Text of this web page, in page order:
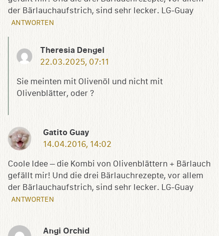
der Bärlauchaufstrich, sind sehr lecker. LG-Guay
ANTWORTEN
Theresia Dengel
22.03.2025, 07:11
Sie meinten mit Olivenöl und nicht mit
Olivenblätter, oder ?
Gatito Guay
14.04.2016, 14:02
Coole Idee – die Kombi von Olivenblättern + Bärlauch
gefällt mir! Und die drei Bärlauchrezepte, vor allem
der Bärlauchaufstrich, sind sehr lecker. LG-Guay
ANTWORTEN
Angi Orchid